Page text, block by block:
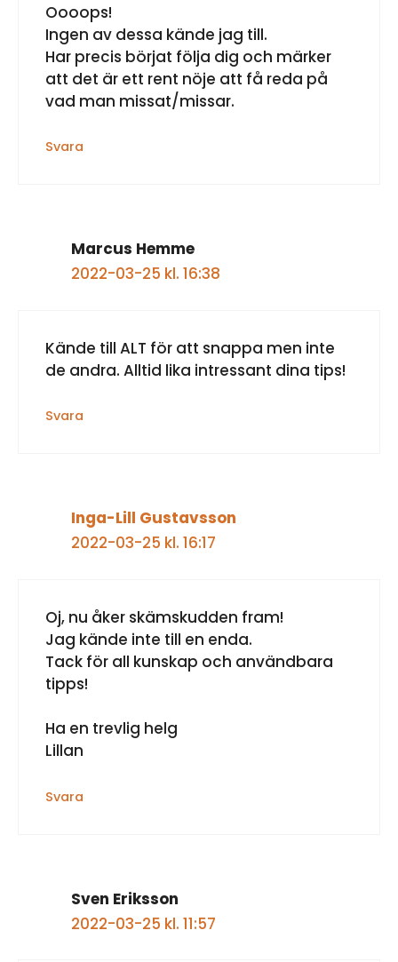
Oooops!
Ingen av dessa kände jag till.
Har precis börjat följa dig och märker
att det är ett rent nöje att få reda på
vad man missat/missar.
Svara
Marcus Hemme
2022-03-25 kl. 16:38
Kände till ALT för att snappa men inte
de andra. Alltid lika intressant dina tips!
Svara
Inga-Lill Gustavsson
2022-03-25 kl. 16:17
Oj, nu åker skämskudden fram!
Jag kände inte till en enda.
Tack för all kunskap och användbara
tipps!
Ha en trevlig helg
Lillan
Svara
Sven Eriksson
2022-03-25 kl. 11:57